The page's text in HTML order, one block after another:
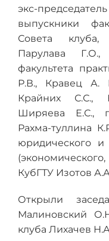
экс-
выпускники
Совета
Парулава
факультета
Р.В., Кравец А.
Крайних С.С.,
Ширяева Е.С.,
Рахма-туллина
юридического и
КубГТУ Изотов
Открыли
Малиновский
клуба Лихачев